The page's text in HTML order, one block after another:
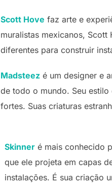
Scott Hove faz arte e
muralistas mexicanos, Scott
diferentes para construir
Madsteez é um designer e
de todo o mundo. Seu
fortes. Suas criaturas
Skinner é mais conhecido
que ele projeta em capas
instalações. É sua criação